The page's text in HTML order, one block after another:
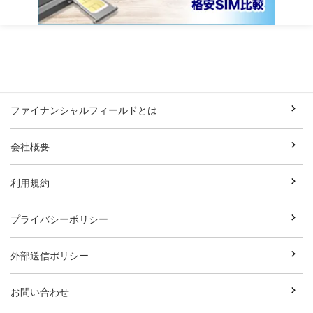
ファイナンシャルフィールドとは
会社概要
利用規約
プライバシーポリシー
外部送信ポリシー
お問い合わせ